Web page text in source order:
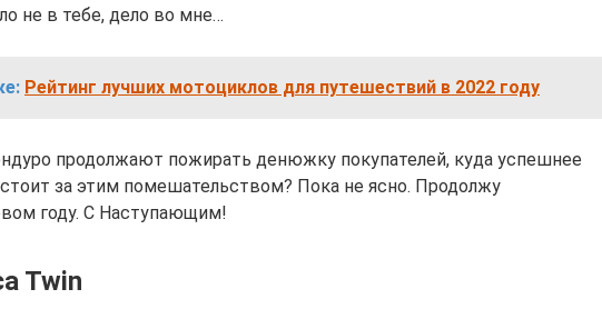
не в тебе, дело во мне…
Рейтинг лучших мотоциклов для путешествий в 2022 году
продолжают пожирать денюжку покупателей, куда успешнее
за этим помешательством? Пока не ясно. Продолжу
году. С Наступающим!
Twin